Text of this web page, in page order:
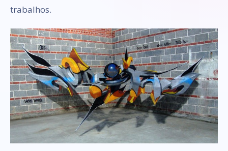
trabalhos.